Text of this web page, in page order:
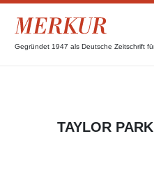
Gegründet 1947 als Deutsche Zeitschrift
TAYLOR